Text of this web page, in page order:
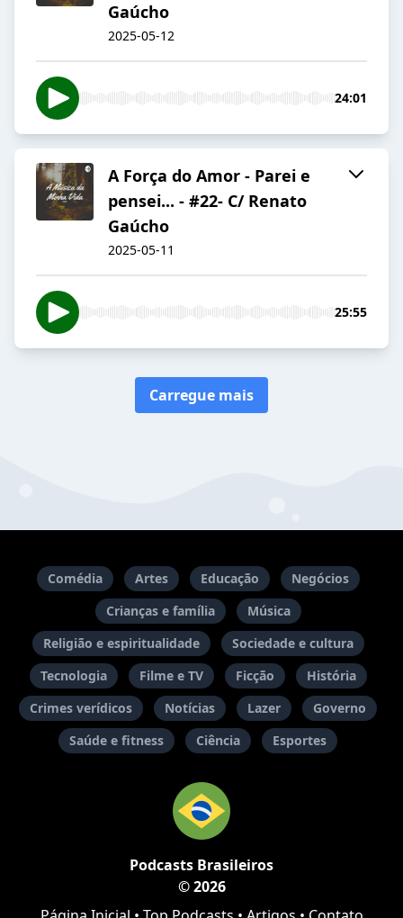
Gaúcho
2025-05-12
24:01
A Força do Amor - Parei e
pensei... - #22- C/ Renato
Gaúcho
2025-05-11
25:55
Carregue mais
Comédia Artes Educação
Negócios
Crianças e família
Música
Religião e espiritualidade
Sociedade e cultura
Tecnologia
Filme e TV Ficção
História
Crimes verídicos
Notícias Lazer
Governo
Saúde e fitness
Ciência Esportes
Podcasts Brasileiros
© 2026